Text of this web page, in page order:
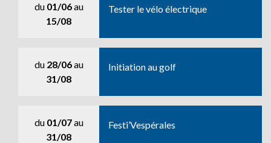
du 01/06au
15/08
Tester le vélo électrique
du 28/06au
31/08
Initiation au golf
du 01/07au
31/08
Festi’Vespérales